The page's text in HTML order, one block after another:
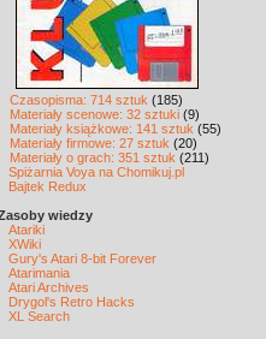
Czasopisma: 714 sztuk (185)
Materiały scenowe: 32 sztuki (9)
Materiały książkowe: 141 sztuk (55)
Materiały firmowe: 27 sztuk (20)
Materiały o grach: 351 sztuk (211)
Spiżarnia Voya na Chomikuj.pl
Bajtek Redux
wiedzy
Atariki
XWiki
Gury's Atari 8-bit Forever
Atarimania
Atari Archives
Drygol's Retro Hacks
XL Search